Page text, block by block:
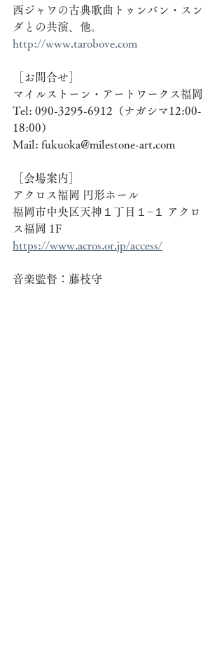
西ジャワの古典歌曲トゥンバン・スン
ダとの共演、他。
http://www.tarobove.com
［お問合せ］
マイルストーン・アートワークス福岡
Tel: 090-3295-6912（ナガシマ12:00-
18:00）
Mail: fukuoka@milestone-art.com
［会場案内］
アクロス福岡 円形ホール
福岡市中央区天神１丁目１−１ アクロ
ス福岡 1F
https://www.acros.or.jp/access/
音楽監督：藤枝守